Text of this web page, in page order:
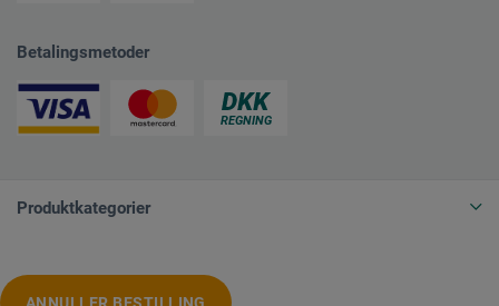
Betalingsmetoder
Produktkategorier